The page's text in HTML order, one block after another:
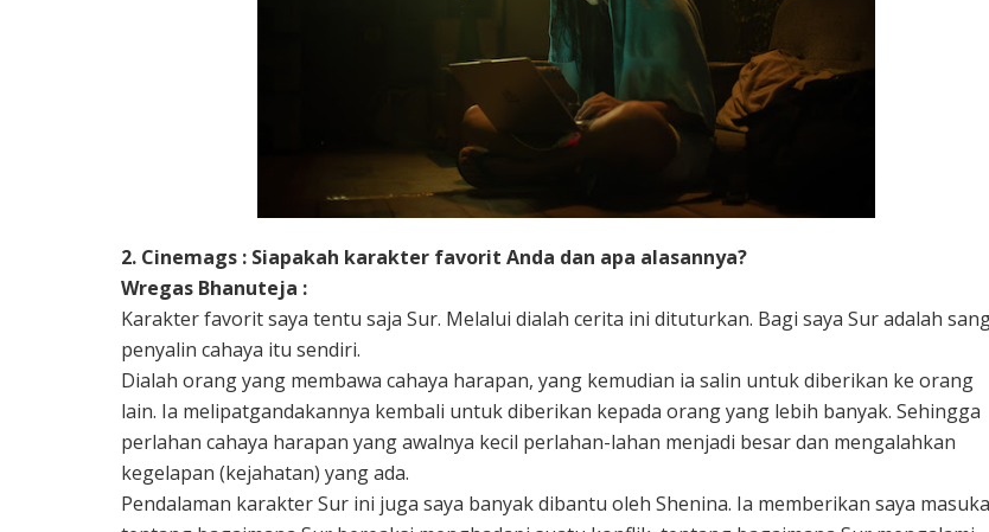
2. Cinemags : Siapakah karakter favorit Anda dan apa alasannya?
Wregas Bhanuteja :
Karakter favorit saya tentu saja Sur. Melalui dialah cerita ini dituturkan. Bagi saya Sur adalah
penyalin cahaya itu sendiri.
Dialah orang yang membawa cahaya harapan, yang kemudian ia salin untuk diberikan ke orang
lain. Ia melipatgandakannya kembali untuk diberikan kepada orang yang lebih banyak. Sehingga
perlahan cahaya harapan yang awalnya kecil perlahan-lahan menjadi besar dan mengalahkan
kegelapan (kejahatan) yang ada.
Pendalaman karakter Sur ini juga saya banyak dibantu oleh Shenina. Ia memberikan saya